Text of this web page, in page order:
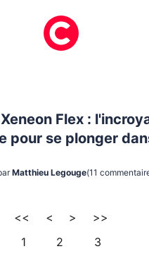
Flex :
pour se plonger
Matthieu Legouge(11
<< < > >>
1 2 3